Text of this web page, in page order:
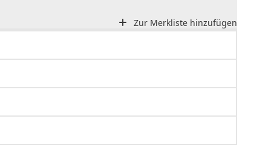
Zur Merkliste hinzufügen